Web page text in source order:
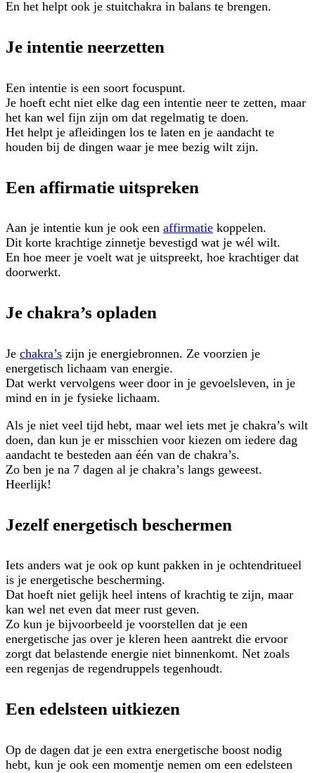
En het helpt ook je stuitchakra in balans te brengen.
Je intentie neerzetten
Een intentie is een soort focuspunt.
Je hoeft echt niet elke dag een intentie neer te zetten, maar
het kan wel fijn zijn om dat regelmatig te doen.
Het helpt je afleidingen los te laten en je aandacht te
houden bij de dingen waar je mee bezig wilt zijn.
Een affirmatie uitspreken
Aan je intentie kun je ook een affirmatie koppelen.
Dit korte krachtige zinnetje bevestigd wat je wél wilt.
En hoe meer je voelt wat je uitspreekt, hoe krachtiger dat
doorwerkt.
Je chakra’s opladen
Je chakra’s zijn je energiebronnen. Ze voorzien je
energetisch lichaam van energie.
Dat werkt vervolgens weer door in je gevoelsleven, in je
mind en in je fysieke lichaam.
Als je niet veel tijd hebt, maar wel iets met je chakra’s wilt
doen, dan kun je er misschien voor kiezen om iedere dag
aandacht te besteden aan één van de chakra’s.
Zo ben je na 7 dagen al je chakra’s langs geweest.
Heerlijk!
Jezelf energetisch beschermen
Iets anders wat je ook op kunt pakken in je ochtendritueel
is je energetische bescherming.
Dat hoeft niet gelijk heel intens of krachtig te zijn, maar
kan wel net even dat meer rust geven.
Zo kun je bijvoorbeeld je voorstellen dat je een
energetische jas over je kleren heen aantrekt die ervoor
zorgt dat belastende energie niet binnenkomt. Net zoals
een regenjas de regendruppels tegenhoudt.
Een edelsteen uitkiezen
Op de dagen dat je een extra energetische boost nodig
hebt, kun je ook een momentje nemen om een edelsteen